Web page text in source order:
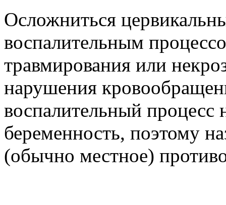
Осложниться
воспалительным
травмирования или
нарушения
воспалительный процесс
беременность, поэтому
(обычно местное)